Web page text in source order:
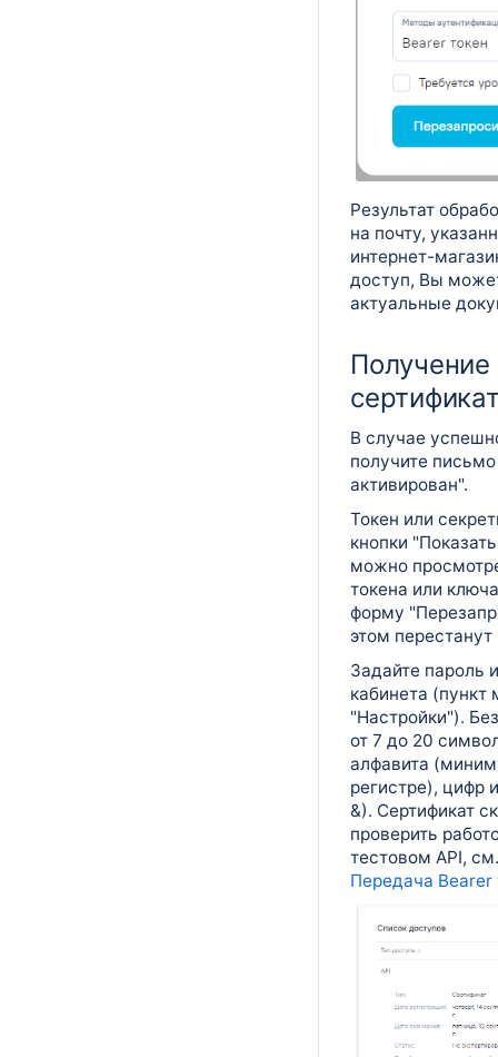
Результат
на почту,
интернет-
доступ, Вы
актуальные
Получение
В случае
получите
активирован".
Токен или
кнопки
можно
токена или
форму
этом перестанут
Задайте пароль
кабинета
"Настройки").
от 7 до 20
алфавита
регистре), цифр
&). Сертификат
проверить
тестовом API, см.
Передача Bearer